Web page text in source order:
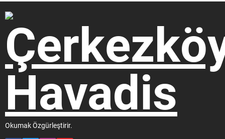
alana “köpek köyü”
kurulacağına dair
açıklamasının ardından bir
basın açıklaması yaptı TEMA
Vakfı Edirne İl Temsilcisi Şirin
Çoğal, Türkiye’nin doğal
misyonuyla sürdürdükleri
çalışmalar kapsamında,
meraların amaç dışı
kullanımı...
Kahraman, Edirne Merkez
İlçe Seçim Kuruluna başkan
adayının değişimiyle ilgili
başvuru yaptı. Çıkışta
gazetecilere açıklama yapan
Kahraman, ön seçimle Edirne
Belediye...
Okumak Özgürleştirir.